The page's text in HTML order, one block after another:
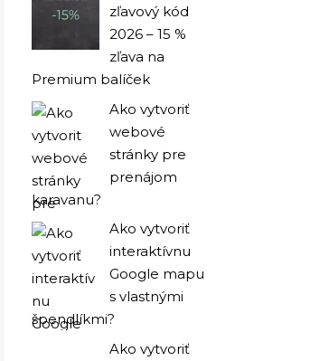
zľavový kód
2026 – 15 %
zľava na
Premium balíček
Ako vytvoriť
webové
stránky pre
prenájom
karavanu?
Ako vytvoriť
interaktívnu
Google mapu
s vlastnými
špendlíkmi?
Ako vytvoriť